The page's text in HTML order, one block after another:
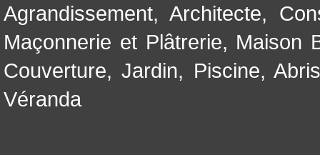
Agrandissement, Architecte,
Maçonnerie et Plâtrerie, Maison
Couverture,Jardin, Piscine,
Véranda